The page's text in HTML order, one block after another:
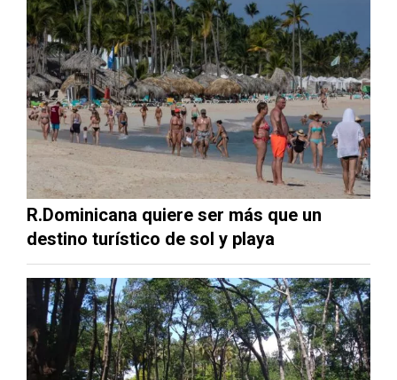
R.Dominicana quiere ser más que un
destino turístico de sol y playa